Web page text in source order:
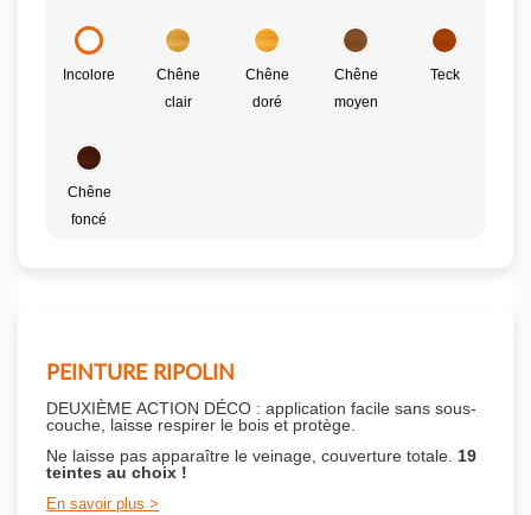
Incolore
Chêne
clair
Chêne
doré
Chêne
moyen
Teck
Chêne
foncé
PEINTURE RIPOLIN
DEUXIÈME ACTION DÉCO : application facile sans sous-
couche, laisse respirer le bois et protège.
Ne laisse pas apparaître le veinage, couverture totale. 19
teintes au choix !
En savoir plus